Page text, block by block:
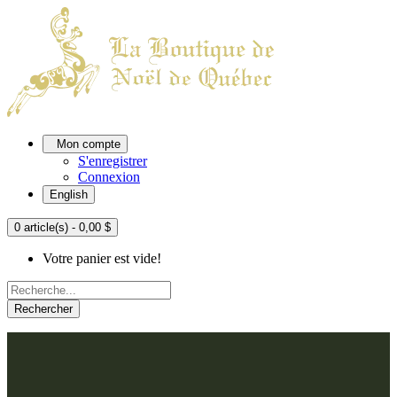
Mon compte
S'enregistrer
Connexion
English
0 article(s) - 0,00 $
Votre panier est vide!
Rechercher